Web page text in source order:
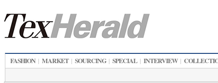
FASHION | MARKET | SOURCING | SPECIAL | INTERVIEW |